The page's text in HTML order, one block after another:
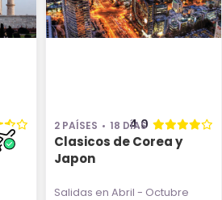
2 PAÍSES 18 DÍAS
4.0
Clasicos de Corea y
Japon
Salidas en Abril - Octubre